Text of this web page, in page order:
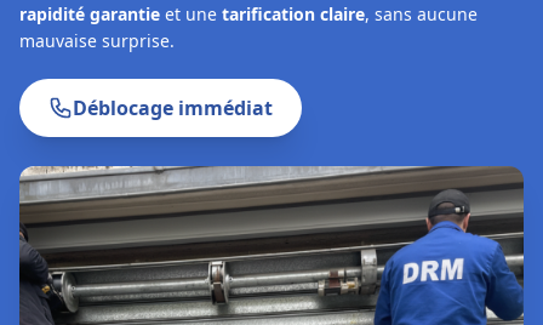
rapidité garantie et une tarification claire, sans aucune
mauvaise surprise.
Déblocage immédiat